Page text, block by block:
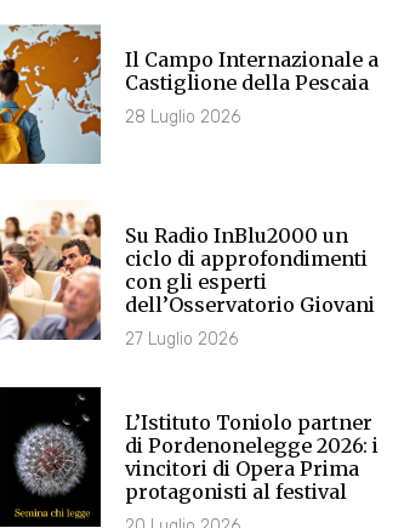
Il Campo Internazionale a
Castiglione della Pescaia
28 Luglio 2026
Su Radio InBlu2000 un
ciclo di approfondimenti
con gli esperti
dell’Osservatorio Giovani
27 Luglio 2026
L’Istituto Toniolo partner
di Pordenonelegge 2026: i
vincitori di Opera Prima
protagonisti al festival